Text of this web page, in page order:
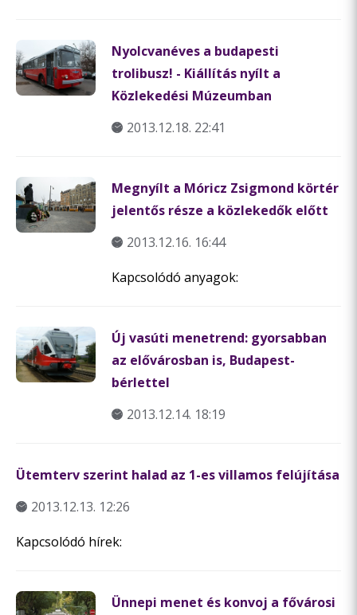
Nyolcvanéves a budapesti
trolibusz! - Kiállítás nyílt a
Közlekedési Múzeumban
2013.12.18. 22:41
Megnyílt a Móricz Zsigmond körtér
jelentős része a közlekedők előtt
2013.12.16. 16:44
Kapcsolódó anyagok:
Új vasúti menetrend: gyorsabban
az elővárosban is, Budapest-
bérlettel
2013.12.14. 18:19
Ütemterv szerint halad az 1-es villamos felújítása
2013.12.13. 12:26
Kapcsolódó hírek:
Ünnepi menet és konvoj a fővárosi